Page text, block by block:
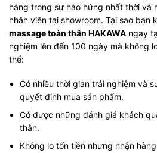
hàng trong sự hào hứng nhất thời và
nhân viên tại showroom. Tại sao bạn
massage toàn thân HAKAWA ngay
nghiệm lên đến 100 ngày mà không
thể:
Có nhiều thời gian trải nghiệm và
quyết định mua sản phẩm.
Có được những đánh giá khách
thân.
Không lo tốn tiền nhưng nhận